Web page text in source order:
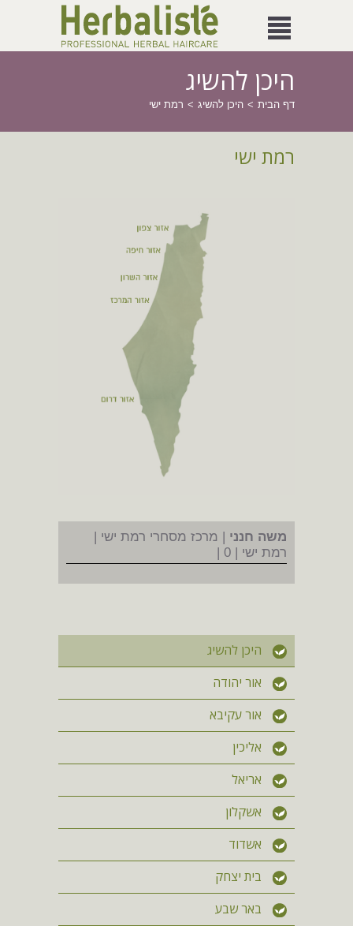
היכן להשיג
דף הבית היכן להשיג רמת ישי
רמת ישי
משה חנני | מרכז מסחרי רמת ישי |
רמת ישי | 0 |
היכן להשיג
אור יהודה
אור עקיבא
אליכין
אריאל
אשקלון
אשדוד
בית יצחק
באר שבע